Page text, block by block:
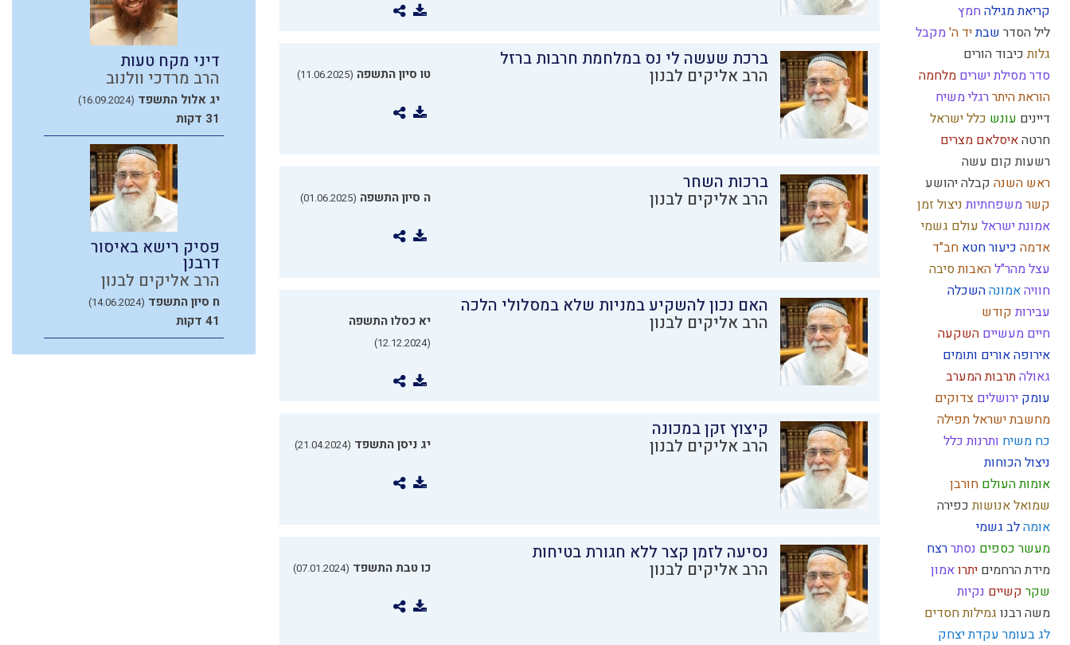
קריאת מגילה חמץ
ליל הסדר שבתיד ה'מקבל
גלותכיבוד הורים
סדר מסילת ישרים מלחמה
הוראת היתררגלי משיח
דיינים עונש כלל ישראל
חרטהאיסלאם מצרים
רשעותקום עשה
ראש השנה קבלהיהושע
קשרמשפחתיות ניצול זמן
אמונת ישראל עולם גשמי
אדמה כיעורחטא חב"ד
עצלמהר"להאבותסיבה
חוויהאמונההשכלה
עבירות קודש
חיים מעשיים השקעה
אירופהאורים ותומים
גאולהתרבות המערב
עומק ירושלים צדוקים
מחשבת ישראלתפילה
כח משיח ותרנות כלל
ניצול הכוחות
אומות העולם חורבן
שמואלאנושותכפירה
אומהלב גשמי
מעשר כספים נסתררצח
מידת הרחמים יתרואמון
שקר קשיים נקיות
משה רבנו גמילות חסדים
לג בעומר עקדת יצחק
ברכת שעשה לי נס במלחמת חרבות ברזל
הרב אליקים לבנון טו סיון התשפה (11.06.2025)
ברכות השחר
הרב אליקים לבנון ה סיון התשפה (01.06.2025)
האם נכון להשקיע במניות שלא במסלולי הלכה
הרב אליקים לבנון יא כסלו התשפה
(12.12.2024)
קיצוץ זקן במכונה
הרב אליקים לבנון יג ניסן התשפד (21.04.2024)
נסיעה לזמן קצר ללא חגורת בטיחות
הרב אליקים לבנון כו טבת התשפד (07.01.2024)
דיני מקח טעות
הרב מרדכי וולנוב
יג אלול התשפד (16.09.2024)
31 דקות
פסיק רישא באיסור
דרבנן
הרב אליקים לבנון
ח סיון התשפד (14.06.2024)
41 דקות